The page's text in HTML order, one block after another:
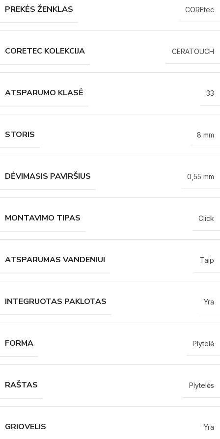
PREKĖS ŽENKLAS COREtec
CORETEC KOLEKCIJA CERATOUCH
ATSPARUMO KLASĖ 33
STORIS 8 mm
DĖVIMASIS PAVIRŠIUS 0,55 mm
MONTAVIMO TIPAS Click
ATSPARUMAS VANDENIUI Taip
INTEGRUOTAS PAKLOTAS Yra
FORMA Plytelė
RAŠTAS Plytelės
GRIOVELIS Yra